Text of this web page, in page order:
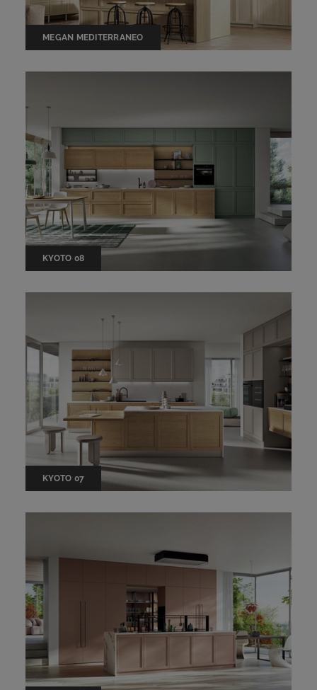
MEGAN MEDITERRANEO
KYOTO 08
KYOTO 07